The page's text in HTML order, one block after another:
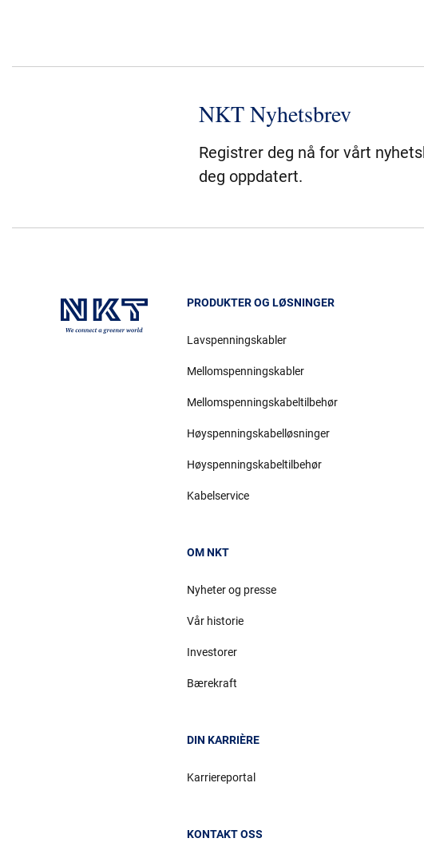
NKT Nyhetsbrev
Registrer deg nå for vårt
deg oppdatert.
PRODUKTER OG LØSNINGER
Lavspenningskabler
Mellomspenningskabler
Mellomspenningskabeltilbehør
Høyspenningskabelløsninger
Høyspenningskabeltilbehør
Kabelservice
OM NKT
Nyheter og presse
Vår historie
Investorer
Bærekraft
DIN KARRIÈRE
Karriereportal
KONTAKT OSS